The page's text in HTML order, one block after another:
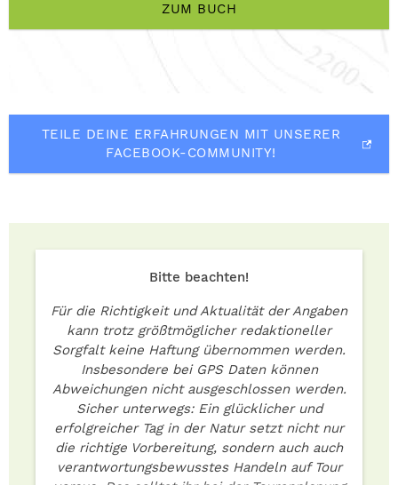
ZUM BUCH
TEILE DEINE ERFAHRUNGEN MIT UNSERER
FACEBOOK-COMMUNITY!
Bitte beachten!
Für die Richtigkeit und Aktualität der Angaben
kann trotz größtmöglicher redaktioneller
Sorgfalt keine Haftung übernommen werden.
Insbesondere bei GPS Daten können
Abweichungen nicht ausgeschlossen werden.
Sicher unterwegs: Ein glücklicher und
erfolgreicher Tag in der Natur setzt nicht nur
die richtige Vorbereitung, sondern auch auch
verantwortungsbewusstes Handeln auf Tour